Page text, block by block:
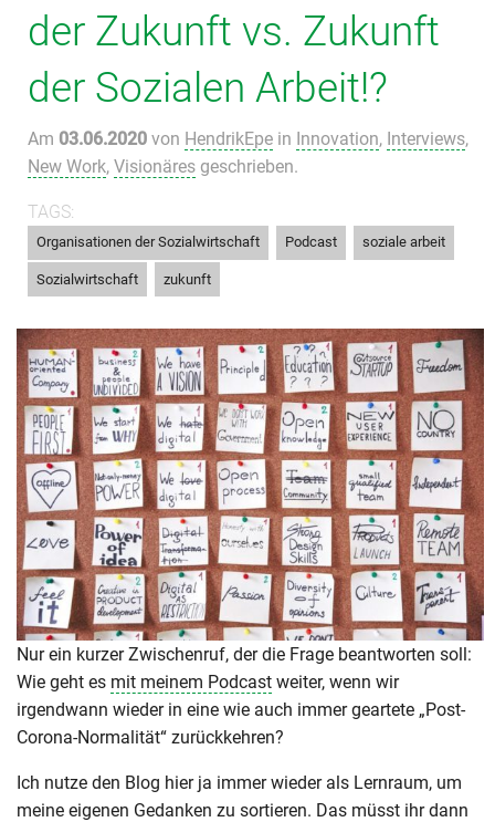
der Zukunft vs. Zukunft
der Sozialen Arbeit!?
Am 03.06.2020 von HendrikEpe in Innovation, Interviews,
New Work, Visionäres geschrieben.
TAGS:
Organisationen der Sozialwirtschaft Podcast soziale arbeit
Sozialwirtschaft zukunft
Nur ein kurzer Zwischenruf, der die Frage beantworten soll:
Wie geht es mit meinem Podcast weiter, wenn wir
irgendwann wieder in eine wie auch immer geartete „Post-
Corona-Normalität“ zurückkehren?
Ich nutze den Blog hier ja immer wieder als Lernraum, um
meine eigenen Gedanken zu sortieren. Das müsst ihr dann